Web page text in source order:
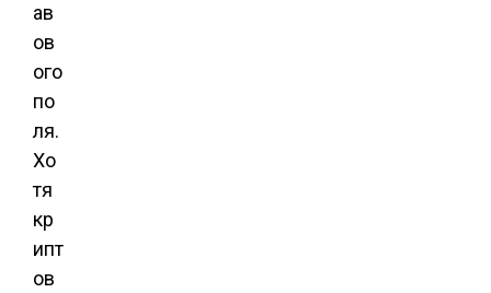
ав
ов
ого
по
ля.
Хо
тя
кр
ипт
ов